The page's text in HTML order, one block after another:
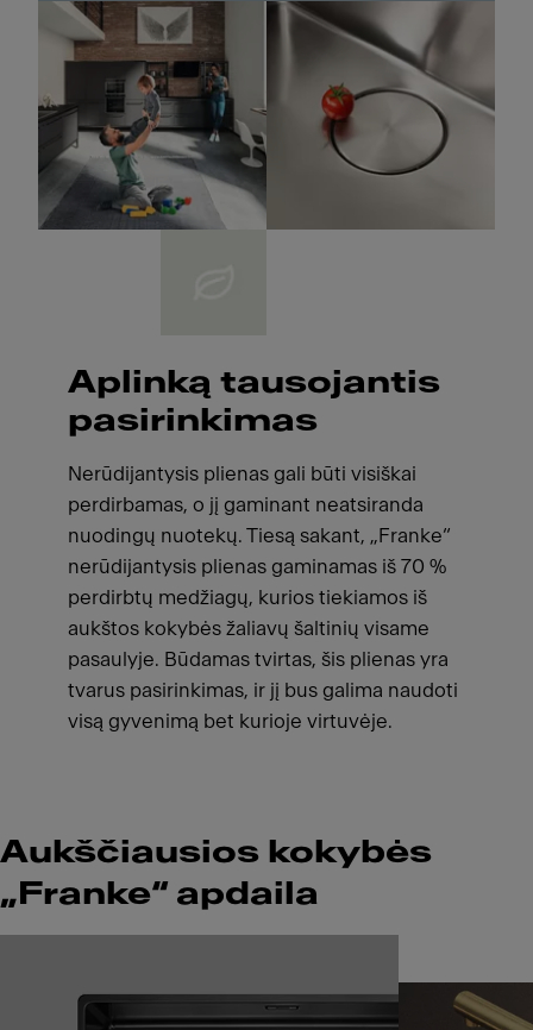
Aplinką tausojantis
pasirinkimas
Nerūdijantysis plienas gali būti visiškai
perdirbamas, o jį gaminant neatsiranda
nuodingų nuotekų. Tiesą sakant, „Franke“
nerūdijantysis plienas gaminamas iš 70 %
perdirbtų medžiagų, kurios tiekiamos iš
aukštos kokybės žaliavų šaltinių visame
pasaulyje. Būdamas tvirtas, šis plienas yra
tvarus pasirinkimas, ir jį bus galima naudoti
visą gyvenimą bet kurioje virtuvėje.
Aukščiausios kokybės
„Franke“ apdaila